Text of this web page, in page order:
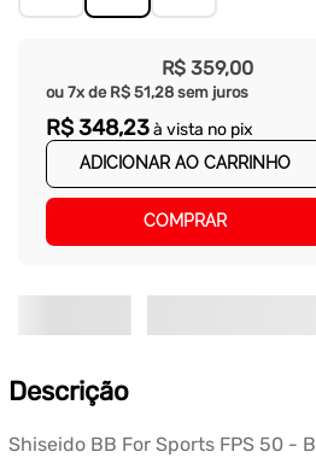
R$ 359,00
ou 7x de R$ 51,28 sem juros
R$348,23à vista no pix
ADICIONAR AO CARRINHO
COMPRAR
Descrição
Shiseido BB For Sports FPS 50 -